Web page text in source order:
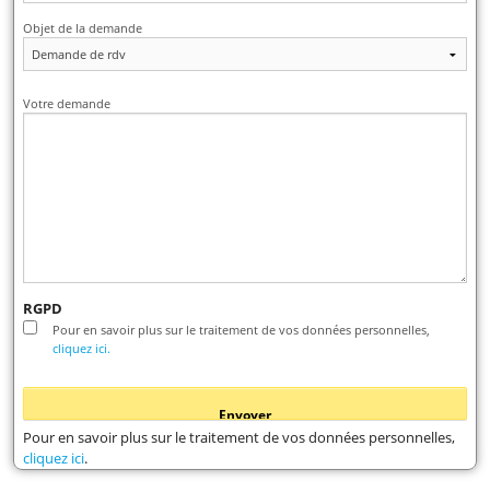
Objet de la demande
Votre demande
RGPD
Pour en savoir plus sur le traitement de vos données personnelles,
cliquez ici.
Pour en savoir plus sur le traitement de vos données personnelles,
cliquez ici.